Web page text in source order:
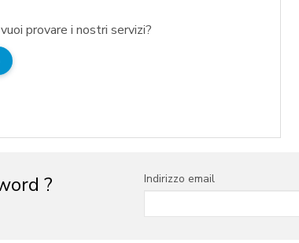
provare i nostri servizi?
? Indirizzo email